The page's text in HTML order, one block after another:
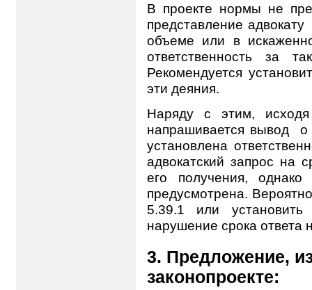
В проекте нормы не
представление адвокату
объеме или в
ответственность за
Рекомендуется
эти деяния.
Наряду с этим,
напрашивается вывод
о
установлена
адвокатский запрос на
его получения, однако
предусмотрена.
5.39.1 или
нарушение срока ответа
3. Предложение,
законопроекте: